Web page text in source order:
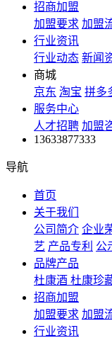
招商加盟
加盟要求 加盟
行业资讯
行业动态 新闻
商城
京东 淘宝 拼多
服务中心
人才招聘 加盟
13633877333
导航
首页
关于我们
公司简介 企业
艺 产品专利 公
品牌产品
杜康酒 杜康珍
招商加盟
加盟要求 加盟
行业资讯